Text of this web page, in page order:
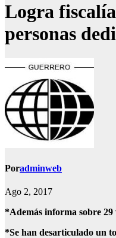
Logra
personas
Poradminweb
Ago 2, 2017
*Además informa sobre
*Se han desarticulado un